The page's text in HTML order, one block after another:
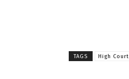
TAGS High Court